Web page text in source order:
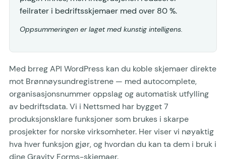
feilrater i bedriftsskjemaer med over 80 %.
Oppsummeringen er laget med kunstig intelligens.
Med brreg API WordPress kan du koble skjemaer direkte
mot Brønnøysundregistrene — med autocomplete,
organisasjonsnummer oppslag og automatisk utfylling
av bedriftsdata. Vi i Nettsmed har bygget 7
produksjonsklare funksjoner som brukes i skarpe
prosjekter for norske virksomheter. Her viser vi nøyaktig
hva hver funksjon gjør, og hvordan du kan ta dem i bruk i